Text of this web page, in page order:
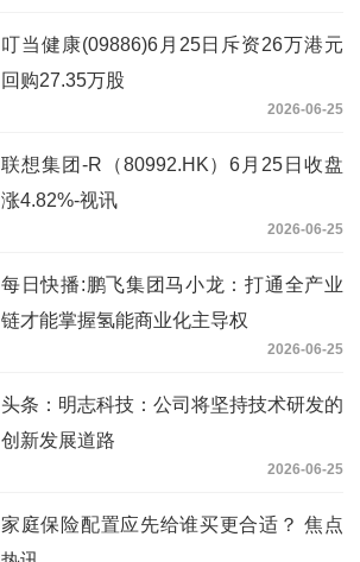
叮当健康(09886)6月25日斥资26万港元
回购27.35万股
2026-06-25
联想集团-R（80992.HK）6月25日收盘
涨4.82%-视讯
2026-06-25
每日快播:鹏飞集团马小龙：打通全产业
链才能掌握氢能商业化主导权
2026-06-25
头条：明志科技：公司将坚持技术研发的
创新发展道路
2026-06-25
家庭保险配置应先给谁买更合适？ 焦点